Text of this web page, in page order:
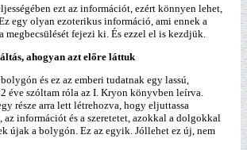
ezt az információt, ezért könnyen lehet,
egy olyan ezoterikus információ, ami ennek a
megbecsülését fejezi ki. És ezzel el is kezdjük.
ahogyan azt előre láttuk
és ez az emberi tudatnak egy lassú,
éve szóltam róla az I. Kryon könyvben leírva.
része arra lett létrehozva, hogy eljuttassa
az információt és a szeretetet, azokkal a dolgokkal
újak a bolygón. Ez az egyik. Jóllehet ez új, nem